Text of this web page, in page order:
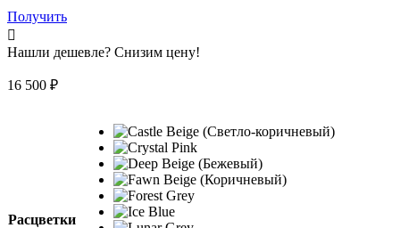
Получить
Нашли дешевле? Снизим цену!
16 500 ₽
Расцветки